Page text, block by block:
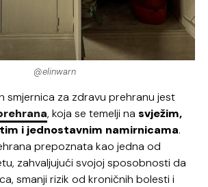
@elinwarn
smjernica za zdravu prehranu jest
, koja se temelji nasvježim,
i jednostavnim namirnicama.
prepoznata kao jedna od
zahvaljujući svojoj sposobnosti da
smanji rizik od kroničnih bolesti i